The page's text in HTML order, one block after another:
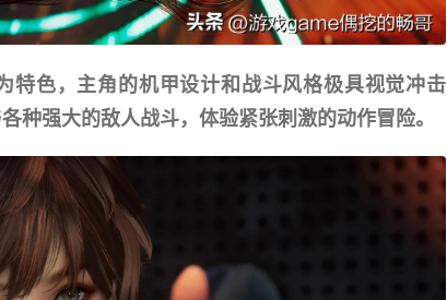
特色，主角的机甲设计和战斗风格极具视觉冲击
种强大的敌人战斗，体验紧张刺激的动作冒险。